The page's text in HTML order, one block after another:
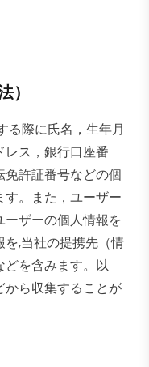
）
る際に氏名，生年月
レス，銀行口座番
許証番号などの個
。また，ユーザー
ザーの個人情報を
,当社の提携先（情
どを含みます。以
から収集することが